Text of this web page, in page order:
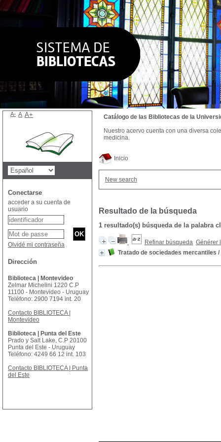
Inicio
New search
Resultado de la búsqueda
1 resultado(s) búsqueda de la palabra
Refinar búsqueda Générer
Tratado de sociedades mercantiles /
Catálogo de las Bibliotecas de la
Nuestro acervo cuenta con una diversa
medicina.
A- A A+
Conectarse
acceder a su cuenta de
usuario
Olvidé mi contraseña
Dirección
Biblioteca | Montevideo
Zelmar Michelini 1220 C.P
11100 - Montevideo - Uruguay
Teléfono: 2900 7194 int. 20
Contacto BIBLIOTECA |
Montevideo
Biblioteca | Punta del Este
Prado y Salt Lake, C.P 20100
Punta del Este - Uruguay
Teléfono: 4249 66 12 int. 103
Contacto BIBLIOTECA | Punta
del Este